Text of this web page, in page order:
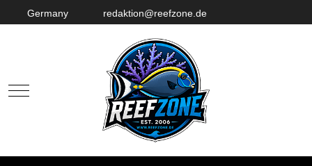
Germany redaktion@reefzone.de
Mobile Menu Toggle